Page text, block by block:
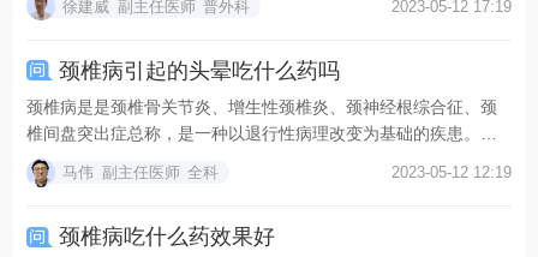
徐建威 副主任医师 普外科 2023-05-12 17:19
颈椎病引起的头晕吃什么药吗
颈椎病是是颈椎骨关节炎、增生性颈椎炎、颈神经根综合征、颈
椎间盘突出症总称，是一种以退行性病理改变为基础的疾患。引
起...
马伟 副主任医师 全科 2023-05-12 12:19
颈椎病吃什么药效果好